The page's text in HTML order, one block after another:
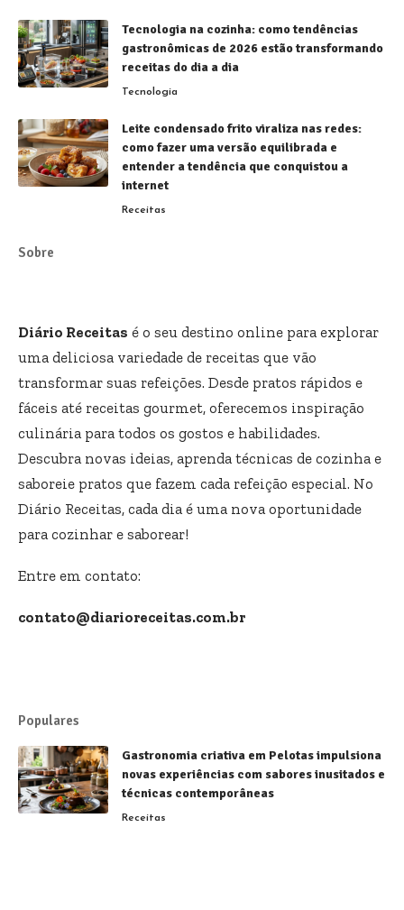
Tecnologia na cozinha: como tendências
gastronômicas de 2026 estão transformando
receitas do dia a dia
Tecnologia
Leite condensado frito viraliza nas redes:
como fazer uma versão equilibrada e
entender a tendência que conquistou a
internet
Receitas
Sobre
Diário Receitas é o seu destino online para explorar
uma deliciosa variedade de receitas que vão
transformar suas refeições. Desde pratos rápidos e
fáceis até receitas gourmet, oferecemos inspiração
culinária para todos os gostos e habilidades.
Descubra novas ideias, aprenda técnicas de cozinha e
saboreie pratos que fazem cada refeição especial. No
Diário Receitas, cada dia é uma nova oportunidade
para cozinhar e saborear!
Entre em contato:
contato@diarioreceitas.com.br
Populares
Gastronomia criativa em Pelotas impulsiona
novas experiências com sabores inusitados e
técnicas contemporâneas
Receitas